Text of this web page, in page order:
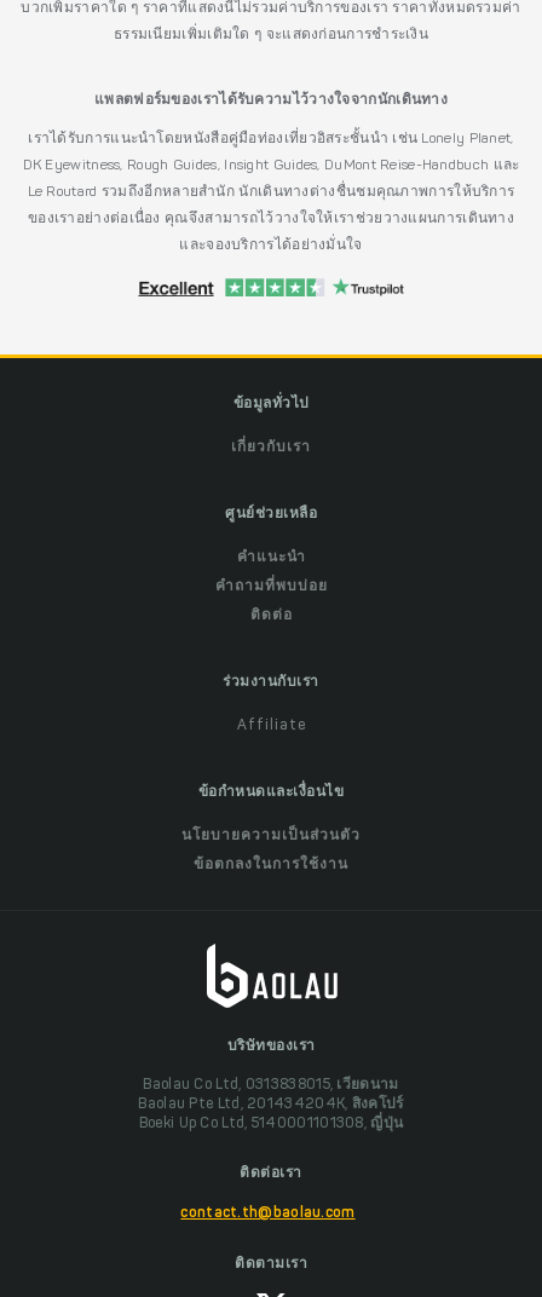
บวกเพิ่มราคาใด ๆ ราคาที่แสดงนี้ไม่รวมค่าบริการของเรา ราคาทั้งหมดรวมค่า
ธรรมเนียมเพิ่มเติมใด ๆ จะแสดงก่อนการชำระเงิน
แพลตฟอร์มของเราได้รับความไว้วางใจจากนักเดินทาง
เราได้รับการแนะนำโดยหนังสือคู่มือท่องเที่ยวอิสระชั้นนำ เช่น Lonely Planet,
DK Eyewitness, Rough Guides, Insight Guides, DuMont Reise-Handbuch และ
Le Routard รวมถึงอีกหลายสำนัก นักเดินทางต่างชื่นชมคุณภาพการให้บริการ
ของเราอย่างต่อเนื่อง คุณจึงสามารถไว้วางใจให้เราช่วยวางแผนการเดินทาง
และจองบริการได้อย่างมั่นใจ
ข้อมูลทั่วไป
เกี่ยวกับเรา
ศูนย์ช่วยเหลือ
คำแนะนำ
คำถามที่พบบ่อย
ติดต่อ
ร่วมงานกับเรา
Affiliate
ข้อกำหนดและเงื่อนไข
นโยบายความเป็นส่วนตัว
ข้อตกลงในการใช้งาน
บริษัทของเรา
Baolau Co Ltd, 0313838015, เวียดนาม
Baolau Pte Ltd, 201434204K, สิงคโปร์
Boeki Up Co Ltd, 5140001101308, ญี่ปุ่น
ติดต่อเรา
contact.th@baolau.com
ติดตามเรา